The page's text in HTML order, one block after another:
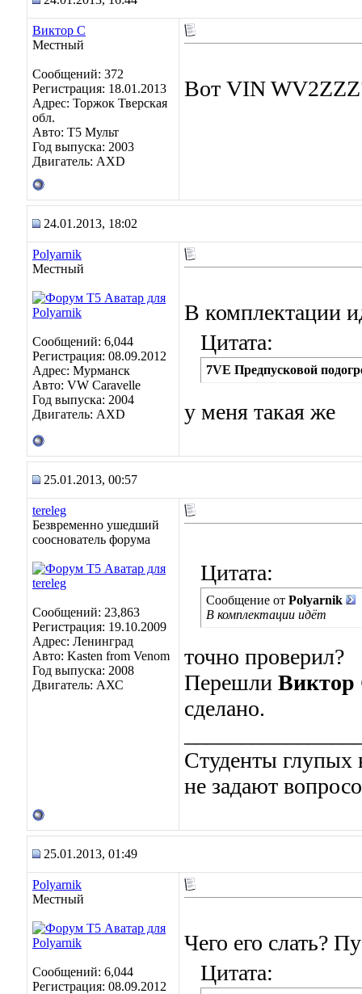
Виктор С
Местный
Сообщений: 372
Регистрация: 18.01.2013
Адрес: Торжок Тверская
обл.
Авто: Т5 Мульт
Год выпуска: 2003
Двигатель: AXD
Вот VIN
24.01.2013, 18:02
Polyarnik
Местный
Сообщений: 6,044
Регистрация: 08.09.2012
Адрес: Мурманск
Авто: VW Caravelle
Год выпуска: 2004
Двигатель: AXD
В комплектации
Цитата:
7VE Предпусковой
у меня такая же
25.01.2013, 00:57
tereleg
Безвременно ушедший
сооснователь форума
Сообщений: 23,863
Регистрация: 19.10.2009
Адрес: Ленинград
Авто: Kasten from Venom
Год выпуска: 2008
Двигатель: АХС
Цитата:
Сообщение от Polyarnik
В комплектации идёт
точно проверил?
Перешли Виктор
сделано.
Студенты глупых
не задают
25.01.2013, 01:49
Polyarnik
Местный
Сообщений: 6,044
Регистрация: 08.09.2012
Чего его слать?
Цитата: